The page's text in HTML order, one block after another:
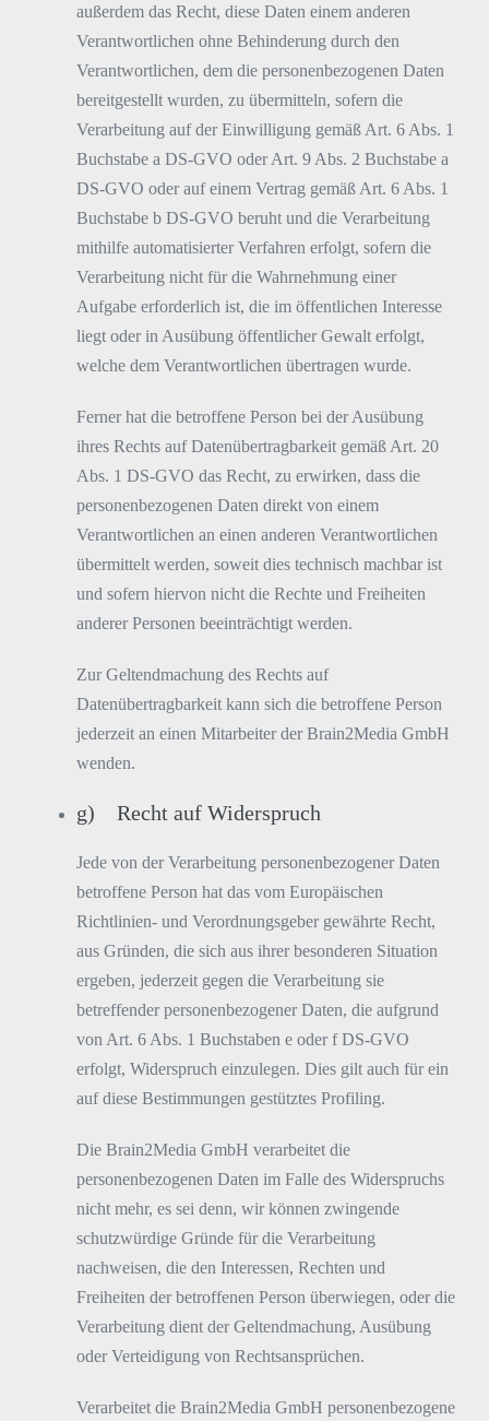
außerdem das Recht, diese Daten einem anderen
Verantwortlichen ohne Behinderung durch den
Verantwortlichen, dem die personenbezogenen Daten
bereitgestellt wurden, zu übermitteln, sofern die
Verarbeitung auf der Einwilligung gemäß Art. 6 Abs. 1
Buchstabe a DS-GVO oder Art. 9 Abs. 2 Buchstabe a
DS-GVO oder auf einem Vertrag gemäß Art. 6 Abs. 1
Buchstabe b DS-GVO beruht und die Verarbeitung
mithilfe automatisierter Verfahren erfolgt, sofern die
Verarbeitung nicht für die Wahrnehmung einer
Aufgabe erforderlich ist, die im öffentlichen Interesse
liegt oder in Ausübung öffentlicher Gewalt erfolgt,
welche dem Verantwortlichen übertragen wurde.
Ferner hat die betroffene Person bei der Ausübung
ihres Rechts auf Datenübertragbarkeit gemäß Art. 20
Abs. 1 DS-GVO das Recht, zu erwirken, dass die
personenbezogenen Daten direkt von einem
Verantwortlichen an einen anderen Verantwortlichen
übermittelt werden, soweit dies technisch machbar ist
und sofern hiervon nicht die Rechte und Freiheiten
anderer Personen beeinträchtigt werden.
Zur Geltendmachung des Rechts auf
Datenübertragbarkeit kann sich die betroffene Person
jederzeit an einen Mitarbeiter der Brain2Media GmbH
wenden.
g) Recht auf Widerspruch
Jede von der Verarbeitung personenbezogener Daten
betroffene Person hat das vom Europäischen
Richtlinien- und Verordnungsgeber gewährte Recht,
aus Gründen, die sich aus ihrer besonderen Situation
ergeben, jederzeit gegen die Verarbeitung sie
betreffender personenbezogener Daten, die aufgrund
von Art. 6 Abs. 1 Buchstaben e oder f DS-GVO
erfolgt, Widerspruch einzulegen. Dies gilt auch für ein
auf diese Bestimmungen gestütztes Profiling.
Die Brain2Media GmbH verarbeitet die
personenbezogenen Daten im Falle des Widerspruchs
nicht mehr, es sei denn, wir können zwingende
schutzwürdige Gründe für die Verarbeitung
nachweisen, die den Interessen, Rechten und
Freiheiten der betroffenen Person überwiegen, oder die
Verarbeitung dient der Geltendmachung, Ausübung
oder Verteidigung von Rechtsansprüchen.
Verarbeitet die Brain2Media GmbH personenbezogene